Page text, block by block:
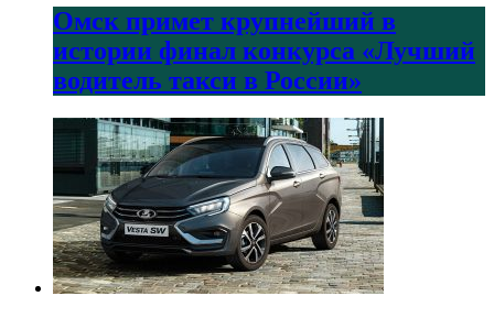
Омск примет крупнейший в
истории финал конкурса «Лучший
водитель такси в России»